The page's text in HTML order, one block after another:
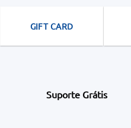
GIFT CARD
Suporte Grátis